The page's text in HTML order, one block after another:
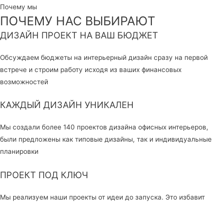
Почему мы
ПОЧЕМУ НАС ВЫБИРАЮТ
ДИЗАЙН ПРОЕКТ НА ВАШ БЮДЖЕТ
Обсуждаем бюджеты на интерьерный дизайн сразу на первой
встрече и строим работу исходя из ваших финансовых
возможностей
КАЖДЫЙ ДИЗАЙН УНИКАЛЕН
Мы создали более 140 проектов дизайна офисных интерьеров,
были предложены как типовые дизайны, так и индивидуальные
планировки
ПРОЕКТ ПОД КЛЮЧ
Мы реализуем наши проекты от идеи до запуска. Это избавит